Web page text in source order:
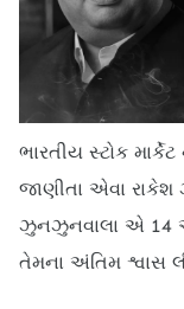
ભારતીય સ્ટોક
જાણીતા એવા
ઝુનઝુનવાલા એ 14
તેમના અંતિમ શ્વાસ